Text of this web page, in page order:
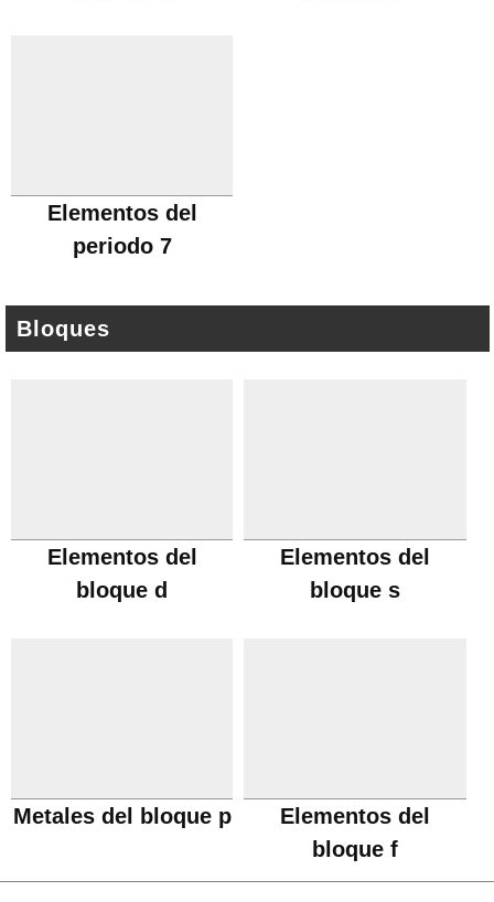
Elementos del
periodo 7
Bloques
Elementos del
bloque d
Elementos del
bloque s
Metales del bloque p
Elementos del
bloque f